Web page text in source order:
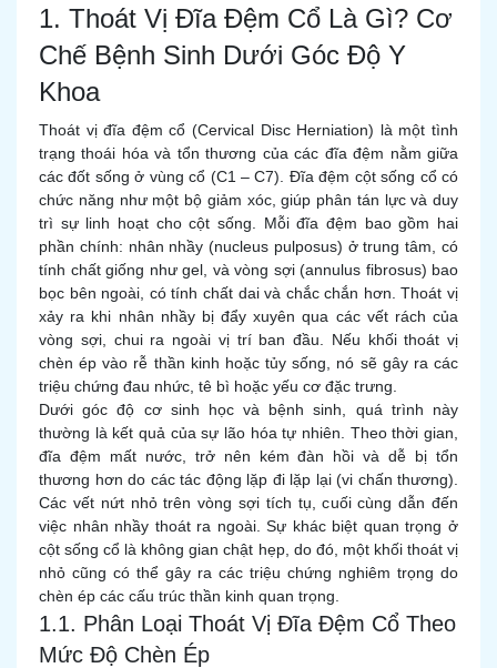
1. Thoát Vị Đĩa Đệm Cổ Là Gì? Cơ
Chế Bệnh Sinh Dưới Góc Độ Y
Khoa
Thoát vị đĩa đệm cổ (Cervical Disc Herniation) là một tình
trạng thoái hóa và tổn thương của các đĩa đệm nằm giữa
các đốt sống ở vùng cổ (C1 – C7). Đĩa đệm cột sống cổ có
chức năng như một bộ giảm xóc, giúp phân tán lực và duy
trì sự linh hoạt cho cột sống. Mỗi đĩa đệm bao gồm hai
phần chính: nhân nhầy (nucleus pulposus) ở trung tâm, có
tính chất giống như gel, và vòng sợi (annulus fibrosus) bao
bọc bên ngoài, có tính chất dai và chắc chắn hơn. Thoát vị
xảy ra khi nhân nhầy bị đẩy xuyên qua các vết rách của
vòng sợi, chui ra ngoài vị trí ban đầu. Nếu khối thoát vị
chèn ép vào rễ thần kinh hoặc tủy sống, nó sẽ gây ra các
triệu chứng đau nhức, tê bì hoặc yếu cơ đặc trưng.
Dưới góc độ cơ sinh học và bệnh sinh, quá trình này
thường là kết quả của sự lão hóa tự nhiên. Theo thời gian,
đĩa đệm mất nước, trở nên kém đàn hồi và dễ bị tổn
thương hơn do các tác động lặp đi lặp lại (vi chấn thương).
Các vết nứt nhỏ trên vòng sợi tích tụ, cuối cùng dẫn đến
việc nhân nhầy thoát ra ngoài. Sự khác biệt quan trọng ở
cột sống cổ là không gian chật hẹp, do đó, một khối thoát vị
nhỏ cũng có thể gây ra các triệu chứng nghiêm trọng do
chèn ép các cấu trúc thần kinh quan trọng.
1.1. Phân Loại Thoát Vị Đĩa Đệm Cổ Theo
Mức Độ Chèn Ép